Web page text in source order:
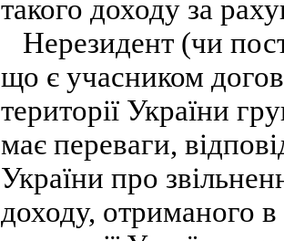
такого доходу за
Нерезидент (чи
що є учасником
території України
має переваги,
України про
доходу, отриманого в